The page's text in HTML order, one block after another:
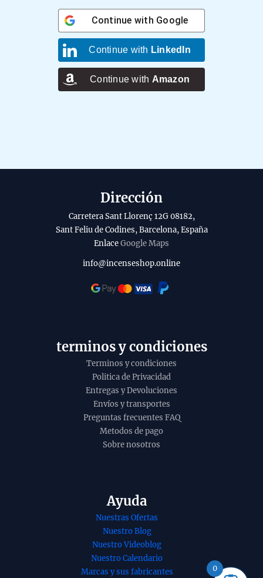
Continue with Google
Continue with LinkedIn
Continue with Amazon
Dirección
Carretera Sant Llorenç 12G 08182,
Sant Feliu de Codines, Barcelona, España
EnlaceGoogle Maps
info@incenseshop.online
terminos y condiciones
Terminos y condiciones
Politica de Privacidad
Entregas y Devoluciones
Envíos y transportes
Preguntas frecuentes FAQ
Metodos de pago
Sobre nosotros
Ayuda
Nuestras Ofertas
Nuestro Blog
Nuestro Videoblog
Nuestro Calendario
Marcas y sus fabricantes
0
Vijayshree
organico Agarbatti